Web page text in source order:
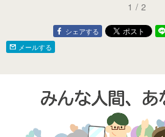
1 / 2
シェアする
メールする